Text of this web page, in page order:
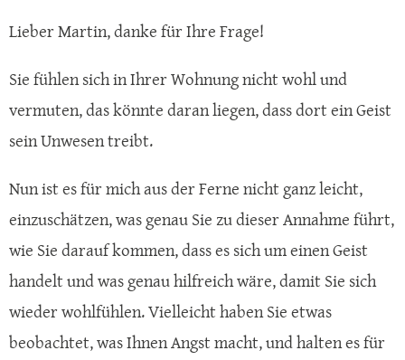
Lieber Martin, danke für Ihre Frage!
Sie fühlen sich in Ihrer Wohnung nicht wohl und
vermuten, das könnte daran liegen, dass dort ein Geist
sein Unwesen treibt.
Nun ist es für mich aus der Ferne nicht ganz leicht,
einzuschätzen, was genau Sie zu dieser Annahme führt,
wie Sie darauf kommen, dass es sich um einen Geist
handelt und was genau hilfreich wäre, damit Sie sich
wieder wohlfühlen. Vielleicht haben Sie etwas
beobachtet, was Ihnen Angst macht, und halten es für